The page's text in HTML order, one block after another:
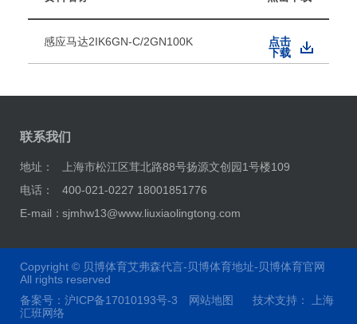
感应马达2IK6GN-C/2GN100K
点击
下载
联系我们
地址：
上海市松江区茸北路88号扬源文创园1号楼109
电话：
400-021-0227 18001851776
E-mail：sjmhw13@www.liuxiaolingtong.com
Copyright © 贝博体育艾弗森代言-贝博体育地址-贝博体育官网
All rights reserved
备案号： 沪ICP备17010193号-3 网站地图 技术支持：
上海
汇班网络